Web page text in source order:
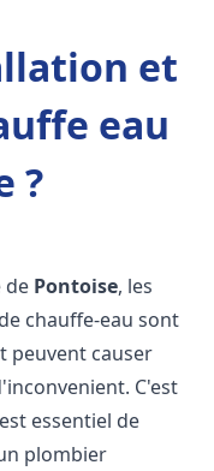
et
eau
?
de Pontoise, les
chauffe-eau sont
peuvent causer
C'est
essentiel de
plombier